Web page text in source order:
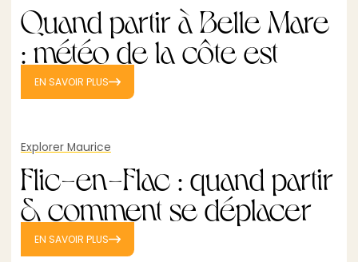
Quand partir à Belle Mare
: météo de la côte est
EN SAVOIR PLUS
Explorer Maurice
Flic-en-Flac : quand partir
& comment se déplacer
EN SAVOIR PLUS